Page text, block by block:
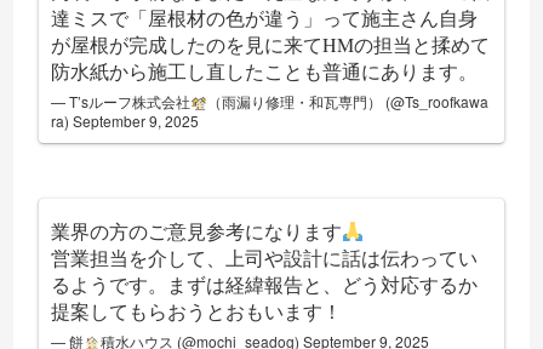
達ミスで「屋根材の色が違う」って施主さん自身
が屋根が完成したのを見に来てHMの担当と揉めて
防水紙から施工し直したことも普通にあります。
— T’sルーフ株式会社
（雨漏り修理・和瓦専門） (@Ts_roofkawa
ra)September 9, 2025
業界の方のご意見参考になります
営業担当を介して、上司や設計に話は伝わってい
るようです。まずは経緯報告と、どう対応するか
提案してもらおうとおもいます！
— 餅 積水ハウス (@mochi_seadog) September 9, 2025